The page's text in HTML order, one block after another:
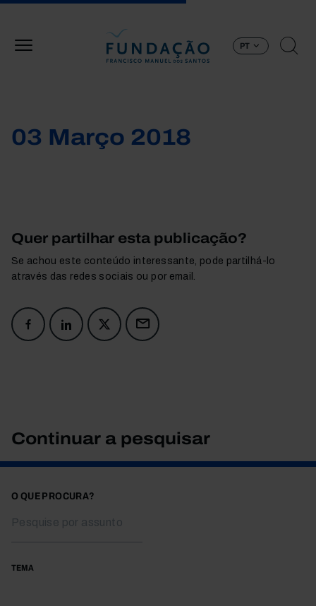
PT
03 Março 2018
Quer partilhar esta publicação?
Se achou este conteúdo interessante, pode partilhá-lo
através das redes sociais ou por email.
Continuar a pesquisar
O QUE PROCURA?
TEMA